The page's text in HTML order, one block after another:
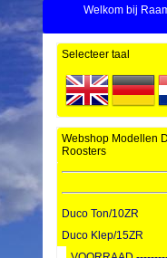
Welkom bij
Selecteer taal
Webshop Modellen
Roosters
Duco Ton/10ZR
Duco Klep/15ZR